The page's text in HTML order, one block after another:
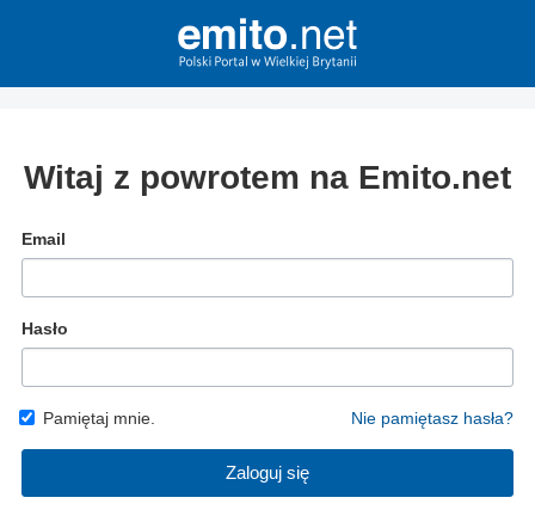
Witaj z powrotem na Emito.net
Email
Hasło
Pamiętaj mnie. Nie pamiętasz hasła?
Zaloguj się